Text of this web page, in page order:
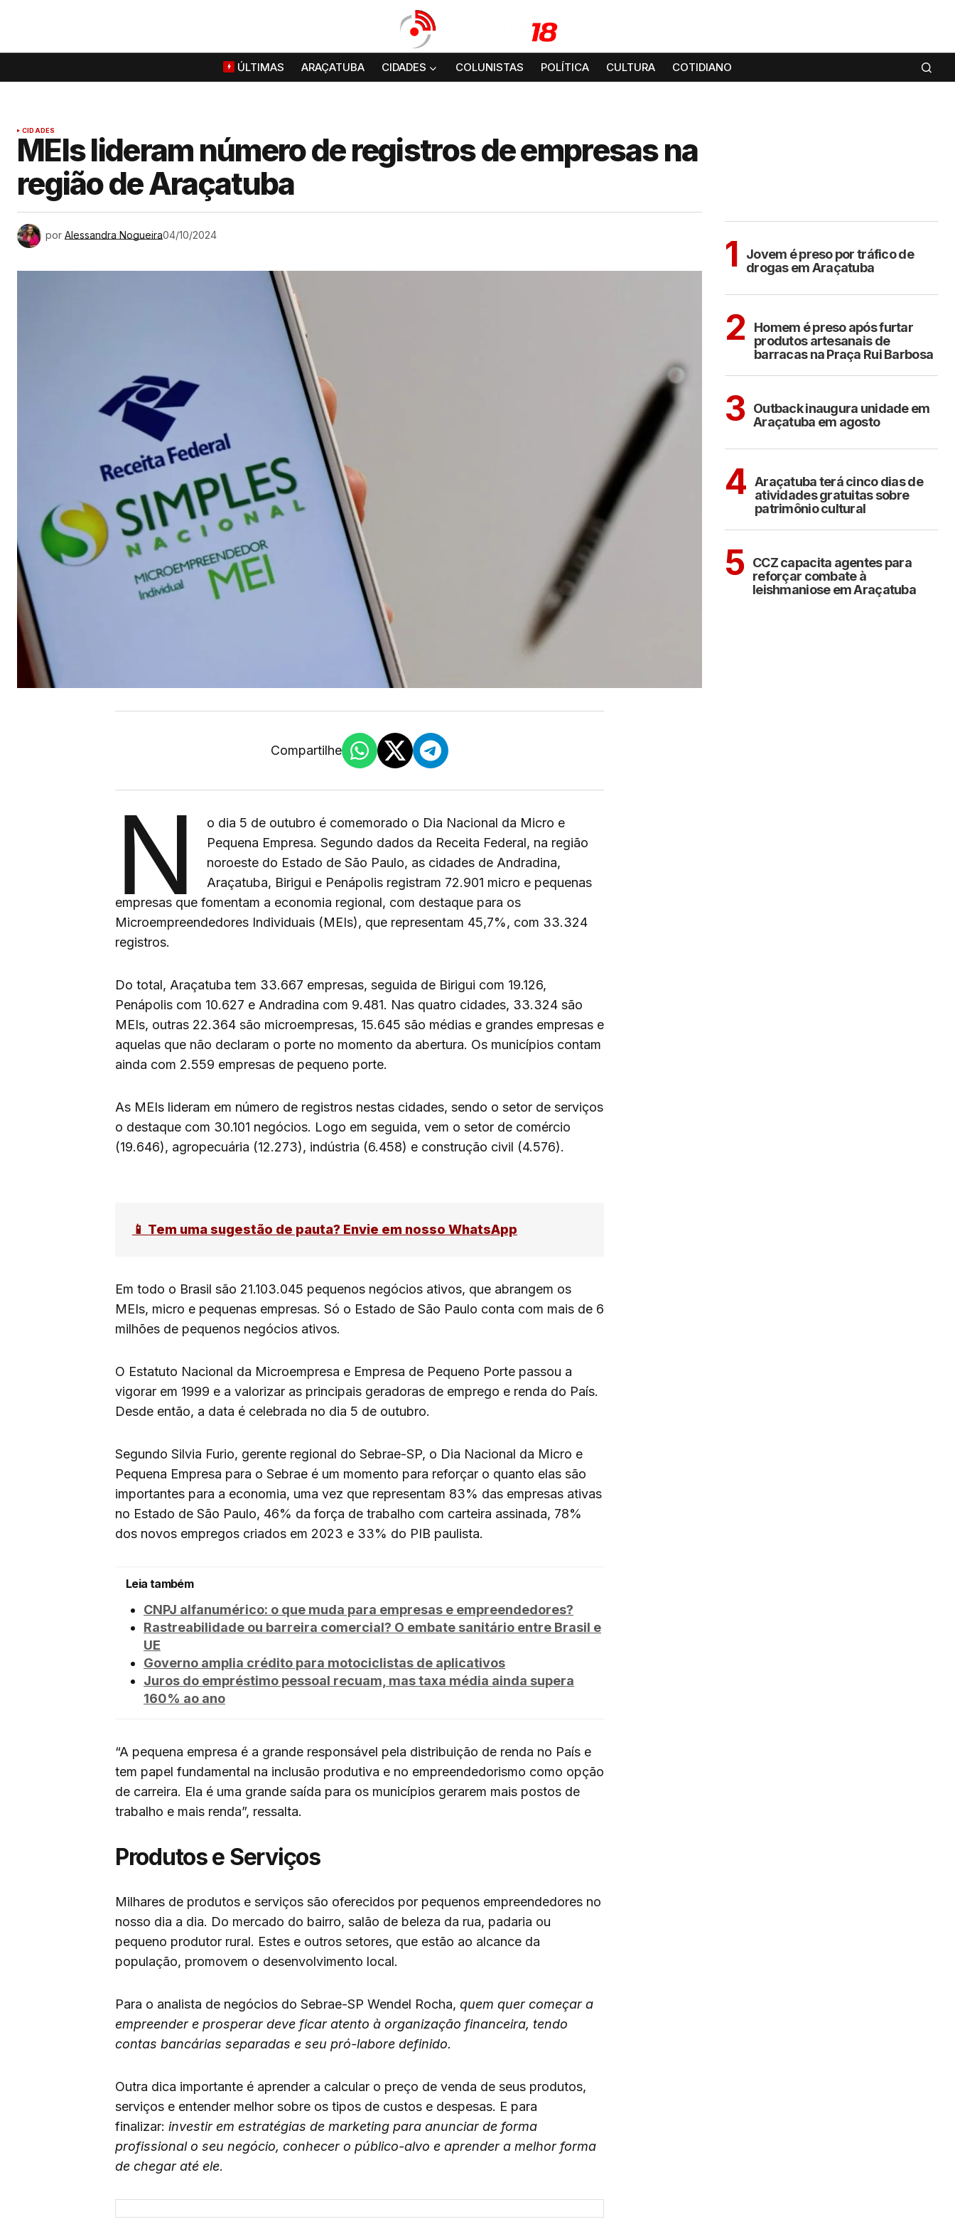
ÚLTIMAS ARAÇATUBA CIDADES COLUNISTAS POLÍTICA CULTURA COTIDIANO
CIDADES
MEIs lideram número de registros de empresas na
região de Araçatuba
por Alessandra Nogueira04/10/2024
Compartilhe
N
o dia 5 de outubro é comemorado o Dia Nacional da Micro e
Pequena Empresa. Segundo dados da Receita Federal, na região
noroeste do Estado de São Paulo, as cidades de Andradina,
Araçatuba, Birigui e Penápolis registram 72.901 micro e pequenas
empresas que fomentam a economia regional, com destaque para os
Microempreendedores Individuais (MEIs), que representam 45,7%, com 33.324
registros.
Do total, Araçatuba tem 33.667 empresas, seguida de Birigui com 19.126,
Penápolis com 10.627 e Andradina com 9.481. Nas quatro cidades, 33.324 são
MEIs, outras 22.364 são microempresas, 15.645 são médias e grandes empresas e
aquelas que não declaram o porte no momento da abertura. Os municípios contam
ainda com 2.559 empresas de pequeno porte.
As MEIs lideram em número de registros nestas cidades, sendo o setor de serviços
o destaque com 30.101 negócios. Logo em seguida, vem o setor de comércio
(19.646), agropecuária (12.273), indústria (6.458) e construção civil (4.576).
📱 Tem uma sugestão de pauta? Envie em nosso WhatsApp
Em todo o Brasil são 21.103.045 pequenos negócios ativos, que abrangem os
MEIs, micro e pequenas empresas. Só o Estado de São Paulo conta com mais de 6
milhões de pequenos negócios ativos.
O Estatuto Nacional da Microempresa e Empresa de Pequeno Porte passou a
vigorar em 1999 e a valorizar as principais geradoras de emprego e renda do País.
Desde então, a data é celebrada no dia 5 de outubro.
Segundo Silvia Furio, gerente regional do Sebrae-SP, o Dia Nacional da Micro e
Pequena Empresa para o Sebrae é um momento para reforçar o quanto elas são
importantes para a economia, uma vez que representam 83% das empresas ativas
no Estado de São Paulo, 46% da força de trabalho com carteira assinada, 78%
dos novos empregos criados em 2023 e 33% do PIB paulista.
Leia também
CNPJ alfanumérico: o que muda para empresas e empreendedores?
Rastreabilidade ou barreira comercial? O embate sanitário entre Brasil e
UE
Governo amplia crédito para motociclistas de aplicativos
Juros do empréstimo pessoal recuam, mas taxa média ainda supera
160% ao ano
“A pequena empresa é a grande responsável pela distribuição de renda no País e
tem papel fundamental na inclusão produtiva e no empreendedorismo como opção
de carreira. Ela é uma grande saída para os municípios gerarem mais postos de
trabalho e mais renda”, ressalta.
Produtos e Serviços
Milhares de produtos e serviços são oferecidos por pequenos empreendedores no
nosso dia a dia. Do mercado do bairro, salão de beleza da rua, padaria ou
pequeno produtor rural. Estes e outros setores, que estão ao alcance da
população, promovem o desenvolvimento local.
Para o analista de negócios do Sebrae-SP Wendel Rocha, quem quer começar a
empreender e prosperar deve ficar atento à organização financeira, tendo
contas bancárias separadas e seu pró-labore definido.
Outra dica importante é aprender a calcular o preço de venda de seus produtos,
serviços e entender melhor sobre os tipos de custos e despesas. E para
finalizar: investir em estratégias de marketing para anunciar de forma
profissional o seu negócio, conhecer o público-alvo e aprender a melhor forma
de chegar até ele.
1
Jovem é preso por tráfico de
drogas em Araçatuba
2
Homem é preso após furtar
produtos artesanais de
barracas na Praça Rui Barbosa
3 Outback inaugura unidade em
Araçatuba em agosto
4 Araçatuba terá cinco dias de
atividades gratuitas sobre
patrimônio cultural
5 CCZ capacita agentes para
reforçar combate à
leishmaniose em Araçatuba